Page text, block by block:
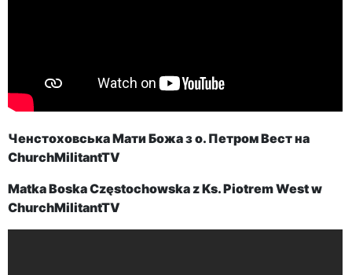
Ченстоховська Мати Божа з о. Петром Вест на
ChurchMilitantTV
Matka Boska Częstochowska z Ks. Piotrem West w
ChurchMilitantTV